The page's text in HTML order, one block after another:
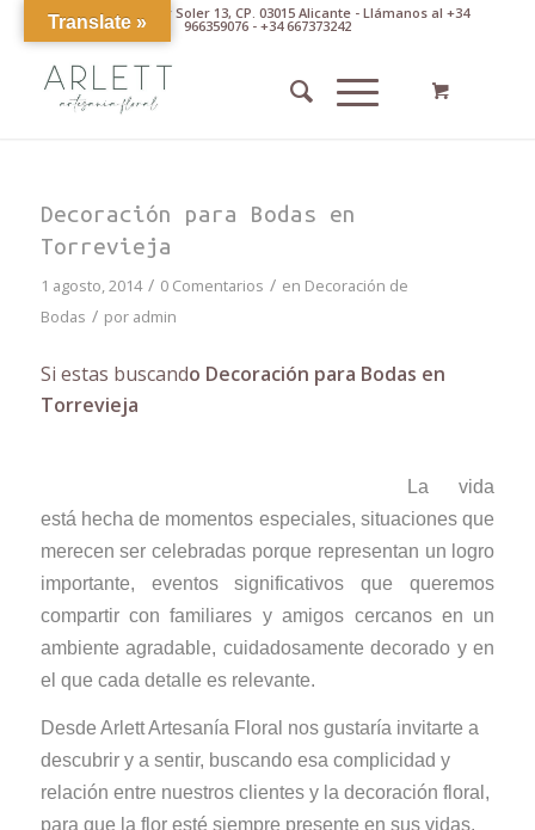
Av. Pintor Xavier Soler 13, CP. 03015 Alicante - Llámanos al +34
966359076 - +34 667373242
Decoración para Bodas en
Torrevieja
1 agosto, 2014 / 0 Comentarios / en Decoración de
Bodas / por admin
Si estas buscando Decoración para Bodas en
Torrevieja
La vida
está hecha de momentos especiales, situaciones que
merecen ser celebradas porque representan un logro
importante, eventos significativos que queremos
compartir con familiares y amigos cercanos en un
ambiente agradable, cuidadosamente decorado y en
el que cada detalle es relevante.
Desde Arlett Artesanía Floral nos gustaría invitarte a
descubrir y a sentir, buscando esa complicidad y
relación entre nuestros clientes y la decoración floral,
para que la flor esté siempre presente en sus vidas.
Translate »